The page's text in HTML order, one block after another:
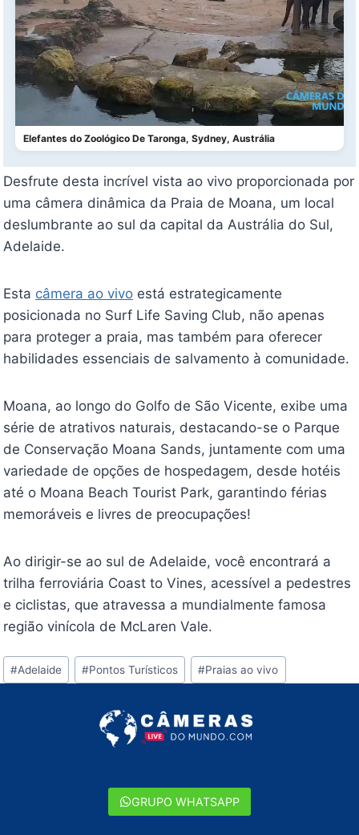
Elefantes do Zoológico De Taronga, Sydney, Austrália
Desfrute desta incrível vista ao vivo proporcionada por
uma câmera dinâmica da Praia de Moana, um local
deslumbrante ao sul da capital da Austrália do Sul,
Adelaide.
Esta câmera ao vivo está estrategicamente
posicionada no Surf Life Saving Club, não apenas
para proteger a praia, mas também para oferecer
habilidades essenciais de salvamento à comunidade.
Moana, ao longo do Golfo de São Vicente, exibe uma
série de atrativos naturais, destacando-se o Parque
de Conservação Moana Sands, juntamente com uma
variedade de opções de hospedagem, desde hotéis
até o Moana Beach Tourist Park, garantindo férias
memoráveis e livres de preocupações!
Ao dirigir-se ao sul de Adelaide, você encontrará a
trilha ferroviária Coast to Vines, acessível a pedestres
e ciclistas, que atravessa a mundialmente famosa
região vinícola de McLaren Vale.
Tags
do
#Adelaide #Pontos Turísticos #Praias ao vivo
GRUPO WHATSAPP